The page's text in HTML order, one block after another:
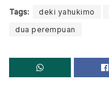
Tags: deki yahukimo
dua perempuan